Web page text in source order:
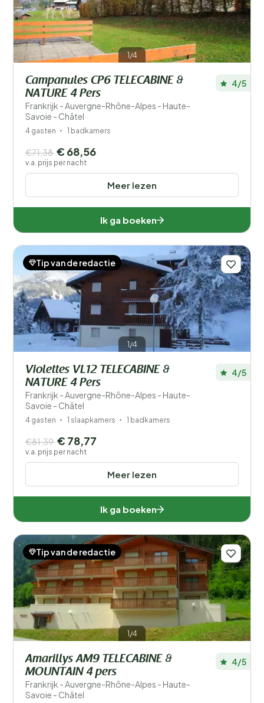
1/4
Campanules CP6 TELECABINE &
NATURE 4 Pers
Frankrijk - Auvergne-Rhône-Alpes - Haute-
Savoie - Châtel
4/5
4 gasten 1 badkamers
Meer lezen
€71,38 € 68,56
v.a. prijs per nacht
Ik ga boeken
1/4
Tip van de redactie
Violettes VL12 TELECABINE &
NATURE 4 Pers
Frankrijk - Auvergne-Rhône-Alpes - Haute-
Savoie - Châtel
4/5
4 gasten 1 slaapkamers 1 badkamers
Meer lezen
€81,39 € 78,77
v.a. prijs per nacht
Ik ga boeken
1/4
Tip van de redactie
Amarillys AM9 TELECABINE &
MOUNTAIN 4 pers
Frankrijk - Auvergne-Rhône-Alpes - Haute-
Savoie - Châtel
4/5